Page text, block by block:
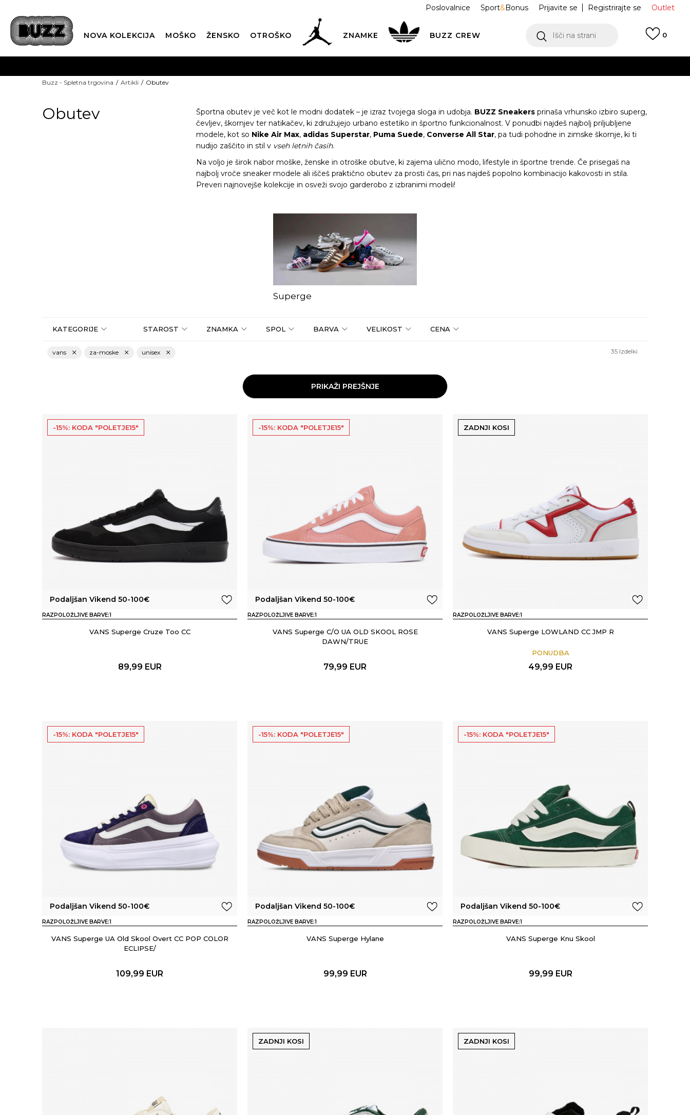
Outlet
Prijavite se Registrirajte se
Poslovalnice Sport&Bonus
NOVA KOLEKCIJA MOŠKO ŽENSKO OTROŠKO ZNAMKE BUZZ CREW Išči na strani 0
PIŠI NAM online@buzzsneakers.si
Buzz - Spletna trgovina Artikli Obutev
Obutev Športna obutev je več kot le modni dodatek – je izraz tvojega sloga in udobja. BUZZ Sneakers prinaša vrhunsko izbiro superg,
čevljev, škornjev ter natikačev, ki združujejo urbano estetiko in športno funkcionalnost. V ponudbi najdeš najbolj priljubljene
modele, kot so Nike Air Max, adidas Superstar, Puma Suede, Converse All Star, pa tudi pohodne in zimske škornje, ki ti
nudijo zaščito in stil v vseh letnih časih.
Na voljo je širok nabor moške, ženske in otroške obutve, ki zajema ulično modo, lifestyle in športne trende. Če prisegaš na
najbolj vroče sneaker modele ali iščeš praktično obutev za prosti čas, pri nas najdeš popolno kombinacijo kakovosti in stila.
Preveri najnovejše kolekcije in osveži svojo garderobo z izbranimi modeli!
Superge
KATEGORIJE STAROST ZNAMKA SPOL BARVA VELIKOST CENA
vans za-moske unisex 35 Izdelki
PRIKAŽI PREJŠNJE
-15%: KODA "POLETJE15"
Podaljšan Vikend 50-100€
RAZPOLOŽLJIVE BARVE:1
VANS Superge Cruze Too CC
89,99 EUR
-15%: KODA "POLETJE15"
Podaljšan Vikend 50-100€
RAZPOLOŽLJIVE BARVE:1
VANS Superge C/O UA OLD SKOOL ROSE
DAWN/TRUE
79,99 EUR
ZADNJI KOSI
RAZPOLOŽLJIVE BARVE:1
VANS Superge LOWLAND CC JMP R
PONUDBA
49,99 EUR
-15%: KODA "POLETJE15"
Podaljšan Vikend 50-100€
RAZPOLOŽLJIVE BARVE:1
VANS Superge UA Old Skool Overt CC POP COLOR
ECLIPSE/
109,99 EUR
-15%: KODA "POLETJE15"
Podaljšan Vikend 50-100€
RAZPOLOŽLJIVE BARVE:1
VANS Superge Hylane
99,99 EUR
-15%: KODA "POLETJE15"
Podaljšan Vikend 50-100€
RAZPOLOŽLJIVE BARVE:1
VANS Superge Knu Skool
99,99 EUR
ZADNJI KOSI ZADNJI KOSI